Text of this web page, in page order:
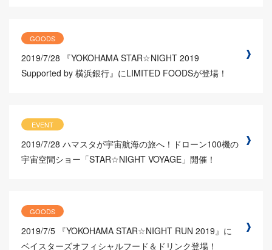
GOODS
2019/7/28
『YOKOHAMA STAR☆NIGHT 2019
Supported by 横浜銀行』にLIMITED FOODSが登場！
EVENT
2019/7/28 ハマスタが宇宙航海の旅へ！ドローン100機の
宇宙空間ショー「STAR☆NIGHT VOYAGE」開催！
GOODS
2019/7/5 『YOKOHAMA STAR☆NIGHT RUN 2019』に
ベイスターズオフィシャルフード＆ドリンク登場！